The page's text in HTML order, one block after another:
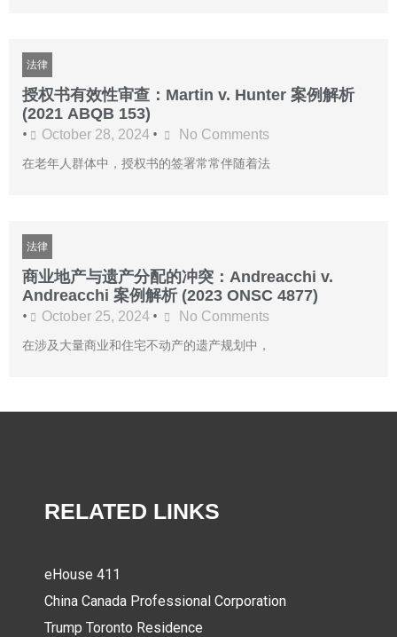
法律
授权书有效性审查：Martin v. Hunter 案例解析
(2021 ABQB 153)
• October 28, 2024 • No Comments
在老年人群体中，授权书的签署常常伴随着法
法律
商业地产与遗产分配的冲突：Andreacchi v.
Andreacchi 案例解析 (2023 ONSC 4877)
• October 25, 2024 • No Comments
在涉及大量商业和住宅不动产的遗产规划中，
RELATED LINKS
eHouse 411
China Canada Professional Corporation
Trump Toronto Residence